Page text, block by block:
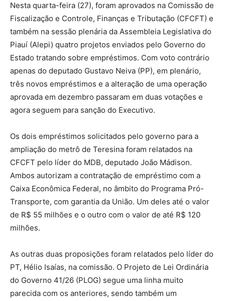
Nesta quarta-feira (27), foram aprovados na Comissão de
Fiscalização e Controle, Finanças e Tributação (CFCFT) e
também na sessão plenária da Assembleia Legislativa do
Piauí (Alepi) quatro projetos enviados pelo Governo do
Estado tratando sobre empréstimos. Com voto contrário
apenas do deputado Gustavo Neiva (PP), em plenário,
três novos empréstimos e a alteração de uma operação
aprovada em dezembro passaram em duas votações e
agora seguem para sanção do Executivo.
Os dois empréstimos solicitados pelo governo para a
ampliação do metrô de Teresina foram relatados na
CFCFT pelo líder do MDB, deputado João Mádison.
Ambos autorizam a contratação de empréstimo com a
Caixa Econômica Federal, no âmbito do Programa Pró-
Transporte, com garantia da União. Um deles até o valor
de R$ 55 milhões e o outro com o valor de até R$ 120
milhões.
As outras duas proposições foram relatados pelo líder do
PT, Hélio Isaías, na comissão. O Projeto de Lei Ordinária
do Governo 41/26 (PLOG) segue uma linha muito
parecida com os anteriores, sendo também um